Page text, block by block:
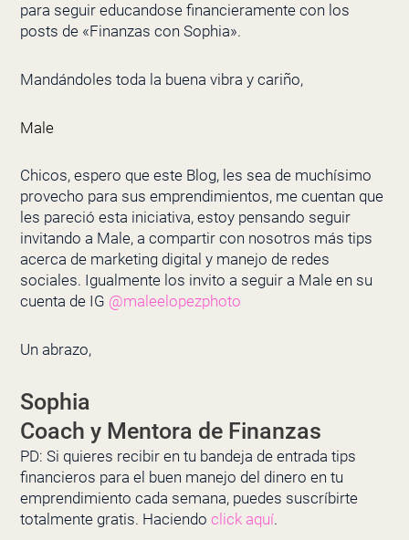
para seguir educandose financieramente con los
posts de «Finanzas con Sophia».
Mandándoles toda la buena vibra y cariño,
Male
Chicos, espero que este Blog, les sea de muchísimo
provecho para sus emprendimientos, me cuentan que
les pareció esta iniciativa, estoy pensando seguir
invitando a Male, a compartir con nosotros más tips
acerca de marketing digital y manejo de redes
sociales. Igualmente los invito a seguir a Male en su
cuenta de IG @maleelopezphoto
Un abrazo,
Sophia
Coach y Mentora de Finanzas
PD: Si quieres recibir en tu bandeja de entrada tips
financieros para el buen manejo del dinero en tu
emprendimiento cada semana, puedes suscríbirte
totalmente gratis. Haciendo click aquí.